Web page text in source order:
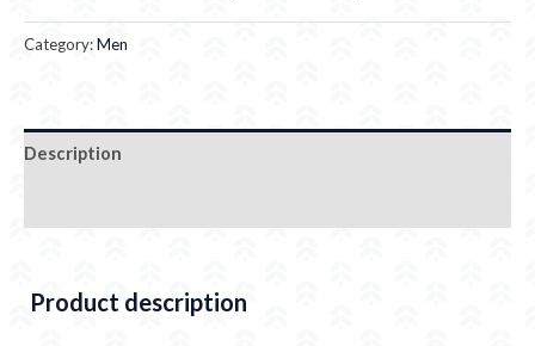
Category:Men
Description
Product description